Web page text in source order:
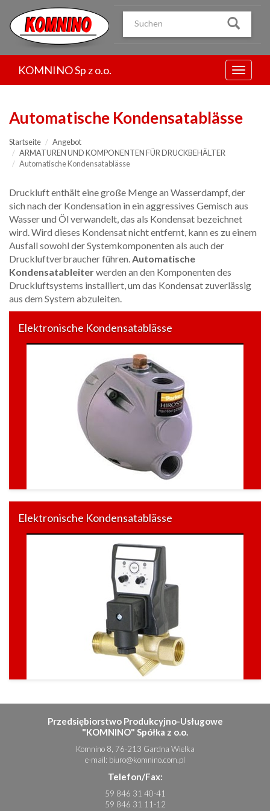
treści
Menu
KOMNINO Sp z o.o.
Automatische Kondensatablässe
Startseite
Angebot
ARMATUREN UND KOMPONENTEN FÜR DRUCKBEHÄLTER
Automatische Kondensatablässe
Druckluft enthält eine große Menge an Wasserdampf, der
sich nach der Kondensation in ein aggressives Gemisch aus
Wasser und Öl verwandelt, das als Kondensat bezeichnet
wird. Wird dieses Kondensat nicht entfernt, kann es zu einem
Ausfall sowohl der Systemkomponenten als auch der
Druckluftverbraucher führen. Automatische
Kondensatableiterwerden an den Komponenten des
Druckluftsystems installiert, um das Kondensat zuverlässig
aus dem System abzuleiten.
Elektronische Kondensatablässe
Elektronische Kondensatablässe
Przedsiębiorstwo Produkcyjno-Usługowe
"KOMNINO" Spółka z o.o.
Komnino 8, 76-213 Gardna Wielka
e-mail: biuro@komnino.com.pl
Telefon/Fax:
59 846 31 40-41
59 846 31 11-12